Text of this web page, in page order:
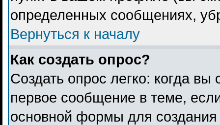
определенных сообщениях,
Вернуться к началу
Как создать опрос?
Создать опрос легко: когда вы
первое сообщение в теме,
основной формы для